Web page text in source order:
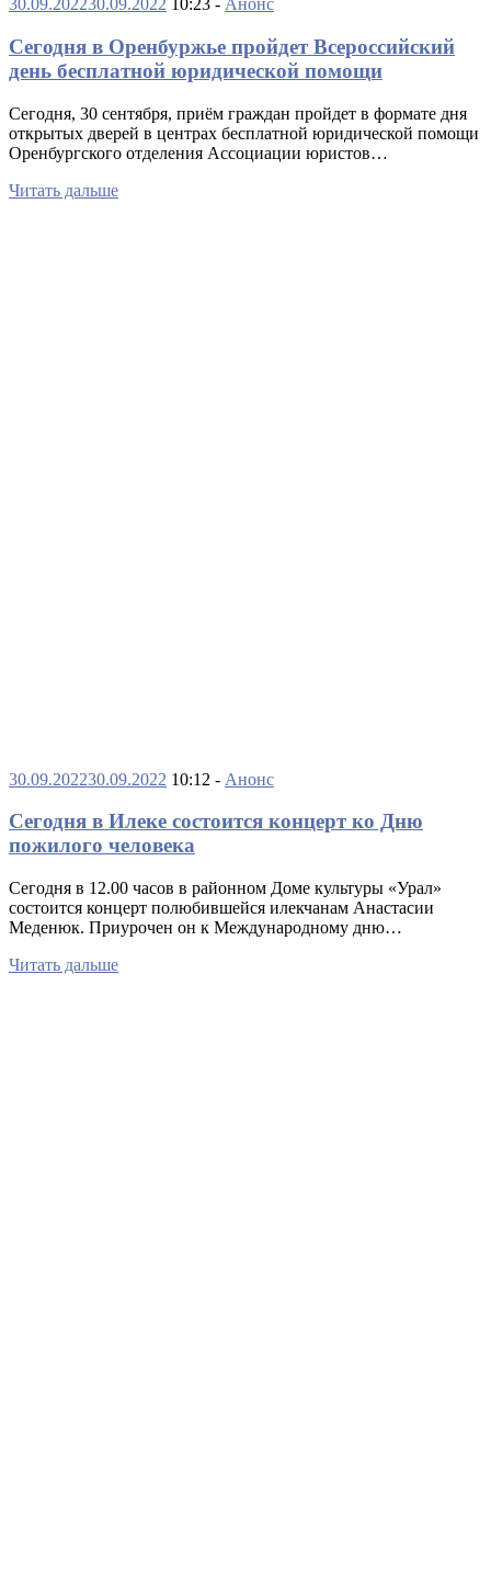
30.09.202230.09.2022 10:23 - Анонс
Сегодня в Оренбуржье пройдет Всероссийский
день бесплатной юридической помощи
Сегодня, 30 сентября, приём граждан пройдет в формате дня
открытых дверей в центрах бесплатной юридической помощи
Оренбургского отделения Ассоциации юристов…
Читать дальше
30.09.202230.09.2022 10:12 - Анонс
Сегодня в Илеке состоится концерт ко Дню
пожилого человека
Сегодня в 12.00 часов в районном Доме культуры «Урал»
состоится концерт полюбившейся илекчанам Анастасии
Меденюк. Приурочен он к Международному дню…
Читать дальше